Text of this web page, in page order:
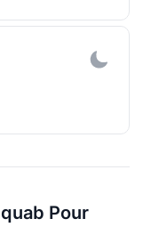
Pour